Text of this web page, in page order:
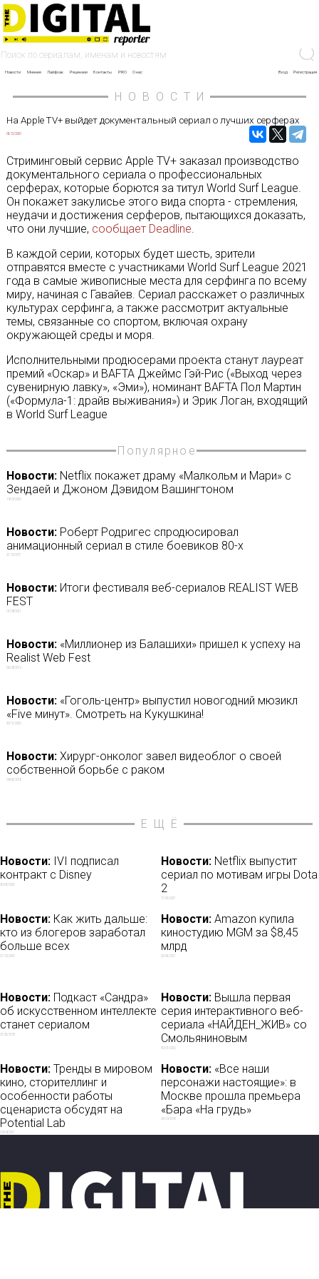
Новости Мнение Лайфхак Рецензии Контакты PRO О нас Вход Регистрация
НОВОСТИ
На Apple TV+ выйдет документальный сериал о лучших серферах
05/12/2020
Стриминговый сервис Apple TV+ заказал производство
документального сериала о профессиональных
серферах, которые борются за титул World Surf League.
Он покажет закулисье этого вида спорта - стремления,
неудачи и достижения серферов, пытающихся доказать,
что они лучшие, сообщает Deadline.
В каждой серии, которых будет шесть, зрители
отправятся вместе с участниками World Surf League 2021
года в самые живописные места для серфинга по всему
миру, начиная с Гавайев. Сериал расскажет о различных
культурах серфинга, а также рассмотрит актуальные
темы, связанные со спортом, включая охрану
окружающей среды и моря.
Исполнительными продюсерами проекта станут лауреат
премий «Оскар» и BAFTA Джеймс Гэй-Рис («Выход через
сувенирную лавку», «Эми»), номинант BAFTA Пол Мартин
(«Формула-1: драйв выживания») и Эрик Логан, входящий
в World Surf League
Популярное
Новости:Netflix покажет драму «Малкольм и Мари» с
Зендаей и Джоном Дэвидом Вашингтоном
14/09/2020
Новости:Роберт Родригес спродюсировал
анимационный сериал в стиле боевиков 80-х
27/10/2017
Новости:Итоги фестиваля веб-сериалов REALIST WEB
FEST
01/08/2021
Новости:«Миллионер из Балашихи» пришел к успеху на
Realist Web Fest
06/08/2019
Новости:«Гоголь-центр» выпустил новогодний мюзикл
«Five минут». Смотреть на Кукушкина!
30/12/2020
Новости:Хирург-онколог завел видеоблог о своей
собственной борьбе с раком
04/05/2018
ЕЩЁ
Новости: IVI подписал
контракт с Disney
30/05/2020
Новости: Netflix выпустит
сериал по мотивам игры Dota
2
17/02/2021
Новости: Как жить дальше:
кто из блогеров заработал
больше всех
27/10/2020
Новости: Amazon купила
киностудию MGM за $8,45
млрд
26/05/2021
Новости: Подкаст «Сандра»
об искусственном интеллекте
станет сериалом
07/05/2018
Новости: Вышла первая
серия интерактивного веб-
сериала «НАЙДЕН_ЖИВ» со
Смольяниновым
30/07/2020
Новости: Тренды в мировом
кино, сторителлинг и
особенности работы
сценариста обсудят на
Potential Lab
09/04/2021
Новости: «Все наши
персонажи настоящие»: в
Москве прошла премьера
«Бара «На грудь»
26/09/2018